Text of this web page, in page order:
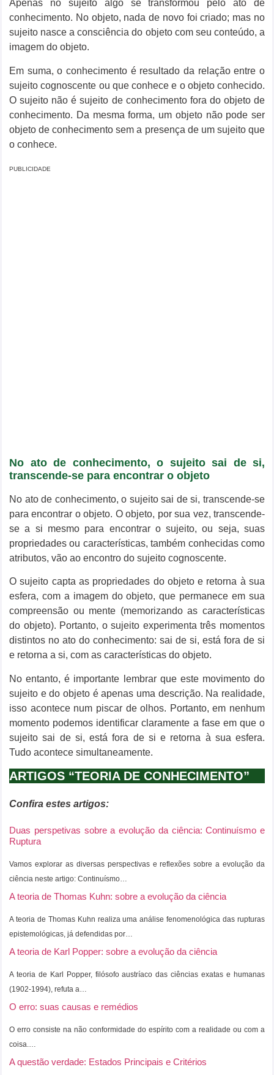
Apenas no sujeito algo se transformou pelo ato de
conhecimento. No objeto, nada de novo foi criado; mas no
sujeito nasce a consciência do objeto com seu conteúdo, a
imagem do objeto.
Em suma, o conhecimento é resultado da relação entre o
sujeito cognoscente ou que conhece e o objeto conhecido.
O sujeito não é sujeito de conhecimento fora do objeto de
conhecimento. Da mesma forma, um objeto não pode ser
objeto de conhecimento sem a presença de um sujeito que
o conhece.
PUBLICIDADE
No ato de conhecimento, o sujeito sai de si,
transcende-se para encontrar o objeto
No ato de conhecimento, o sujeito sai de si, transcende-se
para encontrar o objeto. O objeto, por sua vez, transcende-
se a si mesmo para encontrar o sujeito, ou seja, suas
propriedades ou características, também conhecidas como
atributos, vão ao encontro do sujeito cognoscente.
O sujeito capta as propriedades do objeto e retorna à sua
esfera, com a imagem do objeto, que permanece em sua
compreensão ou mente (memorizando as características
do objeto). Portanto, o sujeito experimenta três momentos
distintos no ato do conhecimento: sai de si, está fora de si
e retorna a si, com as características do objeto.
No entanto, é importante lembrar que este movimento do
sujeito e do objeto é apenas uma descrição. Na realidade,
isso acontece num piscar de olhos. Portanto, em nenhum
momento podemos identificar claramente a fase em que o
sujeito sai de si, está fora de si e retorna à sua esfera.
Tudo acontece simultaneamente.
ARTIGOS “TEORIA DE CONHECIMENTO”
Confira estes artigos:
Duas perspetivas sobre a evolução da ciência: Continuísmo e
Ruptura
Vamos explorar as diversas perspectivas e reflexões sobre a evolução da
ciência neste artigo: Continuísmo…
A teoria de Thomas Kuhn: sobre a evolução da ciência
A teoria de Thomas Kuhn realiza uma análise fenomenológica das rupturas
epistemológicas, já defendidas por…
A teoria de Karl Popper: sobre a evolução da ciência
A teoria de Karl Popper, filósofo austríaco das ciências exatas e humanas
(1902-1994), refuta a…
O erro: suas causas e remédios
O erro consiste na não conformidade do espírito com a realidade ou com a
coisa.…
A questão verdade: Estados Principais e Critérios